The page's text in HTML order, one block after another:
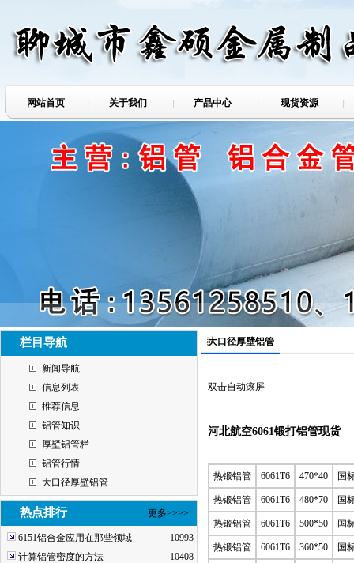
网站首页 关于我们 产品中心 现货资源
栏目导航
新闻导航
信息列表
推荐信息
铝管知识
厚壁铝管栏
铝管行情
大口径厚壁铝管
热点排行 更多>>>>
6151铝合金应用在那些领域
10993
计算铝管密度的方法
10408
大口径厚壁铝管
双击自动滚屏
河北航空6061锻打铝管现货
热锻铝管 6061T6 470*40 国
热锻铝管 6061T6 480*70 国
热锻铝管 6061T6 500*50 国
热锻铝管 6061T6 360*50 国